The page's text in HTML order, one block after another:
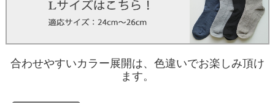
合わせやすいカラー展開は、色違いでお楽しみ頂け
ます。